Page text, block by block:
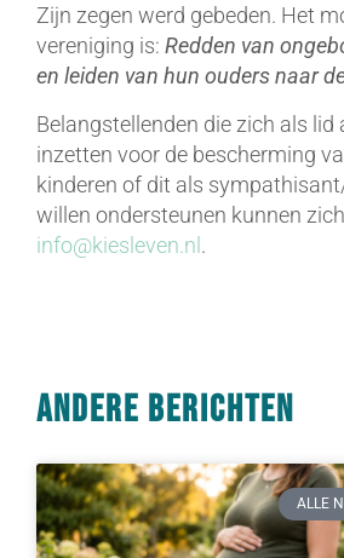
Zijn zegen werd gebeden. Het
vereniging is: Redden van
en leiden van hun ouders naar
Belangstellenden die zich als lid
inzetten voor de bescherming
kinderen of dit als
willen ondersteunen kunnen
info@kiesleven.nl.
Andere berichten
ALLE